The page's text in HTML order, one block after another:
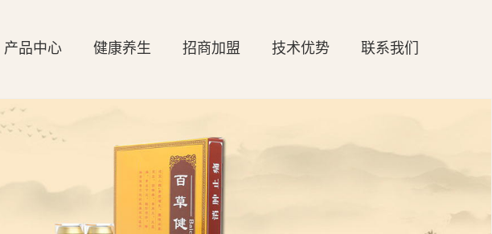
产品中心 健康养生 招商加盟 技术优势 联系我们